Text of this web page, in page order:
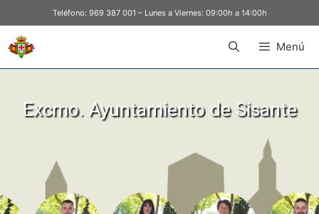
Teléfono: 969 387 001 – Lunes a Viernes: 09:00h a 14:00h
Menú
Excmo. Ayuntamiento de Sisante